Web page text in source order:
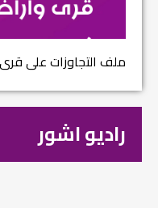
ملف التجاوزات على قرى
راديو اشور